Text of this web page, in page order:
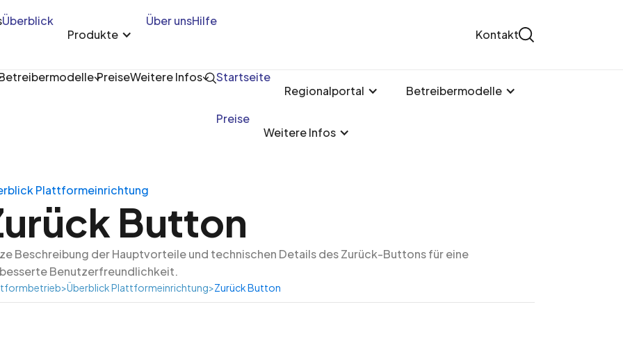
Überblick
Produkte
Über unsHilfe
Kontakt
PreiseWeitere Infos
Startseite
Regionalportal
Betreibermodelle
Preise
Weitere Infos
Plattformeinrichtung
Button
Beschreibung der Hauptvorteile und technischen Details des Zurück-Buttons für eine
Benutzerfreundlichkeit.
>Überblick Plattformeinrichtung>Zurück Button